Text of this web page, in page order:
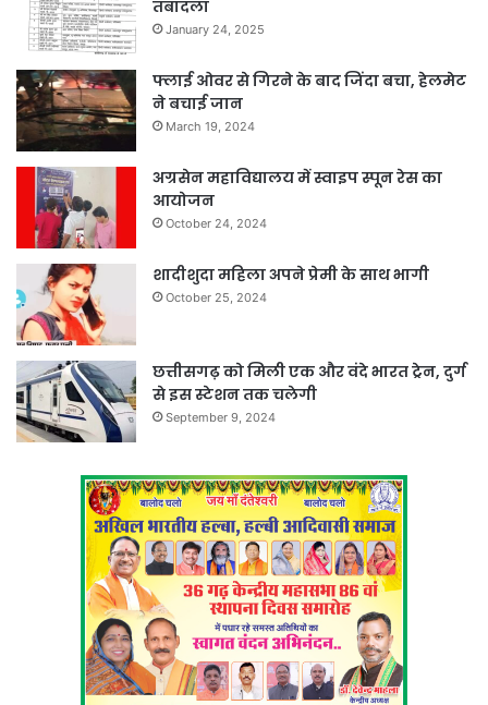
तबादला
January 24, 2025
फ्लाई ओवर से गिरने के बाद जिंदा बचा, हेलमेट
ने बचाई जान
March 19, 2024
अग्रसेन महाविद्यालय में स्वाइप स्पून रेस का
आयोजन
October 24, 2024
शादीशुदा महिला अपने प्रेमी के साथ भागी
October 25, 2024
छत्तीसगढ़ को मिली एक और वंदे भारत ट्रेन, दुर्ग
से इस स्टेशन तक चलेगी
September 9, 2024